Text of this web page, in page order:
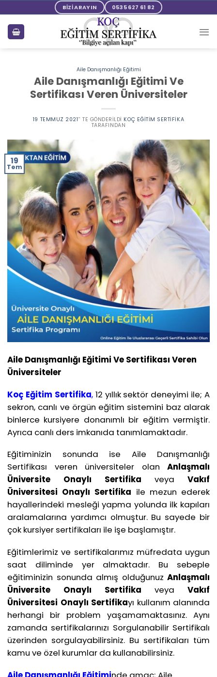
to
content
BİZİ ARAYIN 0535 627 61 82
Aile Danışmanlığı Eğitimi
Aile Danışmanlığı Eğitimi Ve
Sertifikası Veren Üniversiteler
19 TEMMUZ 2021’' TE GÖNDERILDI KOÇ EĞITIM SERTIFIKA
TARAFINDAN
19
Tem
Aile Danışmanlığı Eğitimi Ve Sertifikası Veren
Üniversiteler
Koç Eğitim Sertifika, 12 yıllık sektör deneyimi ile; A
sekron, canlı ve örgün eğitim sistemini baz alarak
binlerce kursiyere donanımlı bir eğitim vermiştir.
Ayrıca canlı ders imkanıda tanımlamaktadır.
Eğitiminizin sonunda ise Aile Danışmanlığı
Sertifikası veren üniversiteler olan Anlaşmalı
Üniversite Onaylı Sertifika veya Vakıf
Üniversitesi Onaylı Sertifika ile mezun ederek
hayallerindeki mesleği yapma yolunda ilk kapıları
aralamalarına yardımcı olmuştur. Bu sayede bir
çok kursiyer sertifikaları ile işe başlamıştır.
Eğitimlerimiz ve sertifikalarımız müfredata uygun
saat diliminde yer almaktadır. Bu sebeple
eğitiminizin sonunda almış olduğunuz Anlaşmalı
Üniversite Onaylı Sertifika veya Vakıf
Üniversitesi Onaylı Sertifikayı kullanım alanında
herhangi bir problem yaşamamaktasınız. Aynı
zamanda sertifikalarınızı Sorgulanabilir Sertifikalı
üzerinden sorgulayabilirsiniz. Bu sertifikaları tüm
kamu ve özel kurumlar da kullanabilirsiniz.